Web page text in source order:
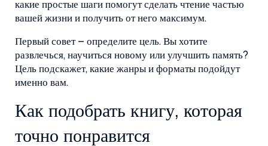
какие простые шаги помогут сделать чтение частью
вашей жизни и получить от него максимум.
Первый совет – определите цель. Вы хотите
развлечься, научиться новому или улучшить память?
Цель подскажет, какие жанры и форматы подойдут
именно вам.
Как подобрать книгу, которая
точно понравится